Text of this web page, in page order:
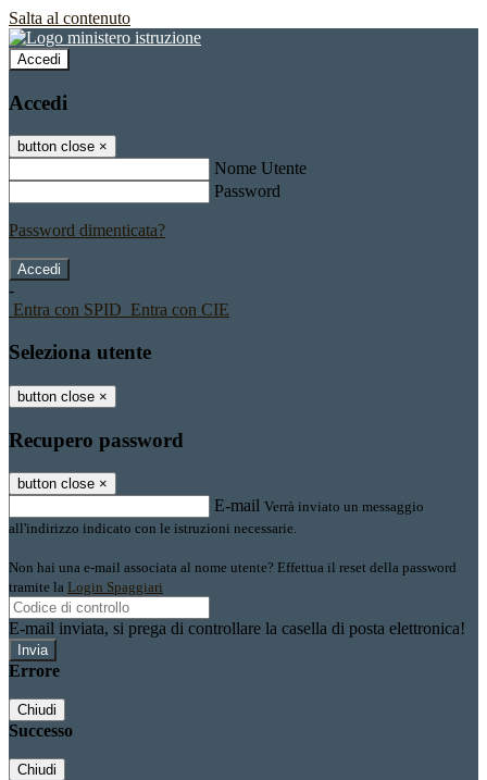
Salta al contenuto
Accedi
Accedi
button close ×
Nome Utente
Password
Password dimenticata?
-
Entra con SPID Entra con CIE
Seleziona utente
button close ×
Recupero password
button close ×
E-mail Verrà inviato un messaggio
all'indirizzo indicato con le istruzioni necessarie.
Non hai una e-mail associata al nome utente? Effettua il reset della password
tramite la Login Spaggiari
E-mail inviata, si prega di controllare la casella di posta elettronica!
Errore
Chiudi
Successo
Chiudi